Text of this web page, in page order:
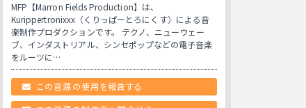
MFP【Marron Fields Production】は、
Kurippertronixxx（くりっぱーとろにくす）による音
楽制作プロダクションです。 テクノ、ニューウェー
ブ、インダストリアル、シンセポップなどの電子音楽
をルーツに…
この音源の使用を報告する